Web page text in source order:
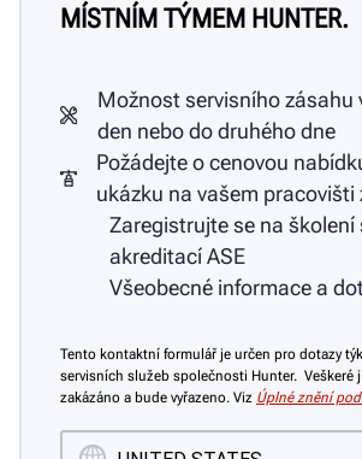
MÍSTNÍM TÝMEM HUNTER.
Možnost servisního zásahu
den nebo do druhého dne
Požádejte o cenovou
ukázku na vašem pracovišti
Zaregistrujte se na školení
akreditací ASE
Všeobecné informace a
Tento kontaktní formulář je určen pro dotazy
servisních služeb společnosti Hunter. Veškeré
zakázáno a bude vyřazeno. Viz Úplné znění